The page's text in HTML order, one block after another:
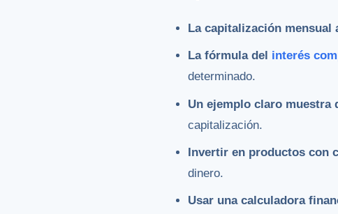
La capitalización mensual
La fórmula del interés
determinado.
Un ejemplo claro muestra
capitalización.
Invertir en productos con
dinero.
Usar una calculadora